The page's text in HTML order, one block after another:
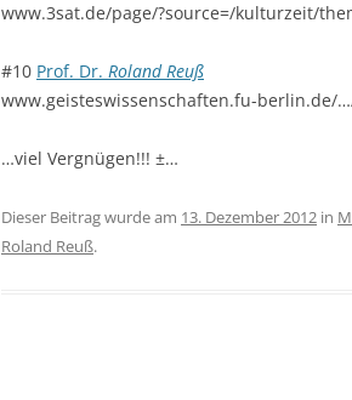
www.3sat.de/page/?source=/kulturzeit/
#10 Prof. Dr. Roland Reuß
www.geisteswissenschaften.fu-berlin.de/
…viel Vergnügen!!! ±…
Dieser Beitrag wurde am 13. Dezember 2012 in
Roland Reuß.